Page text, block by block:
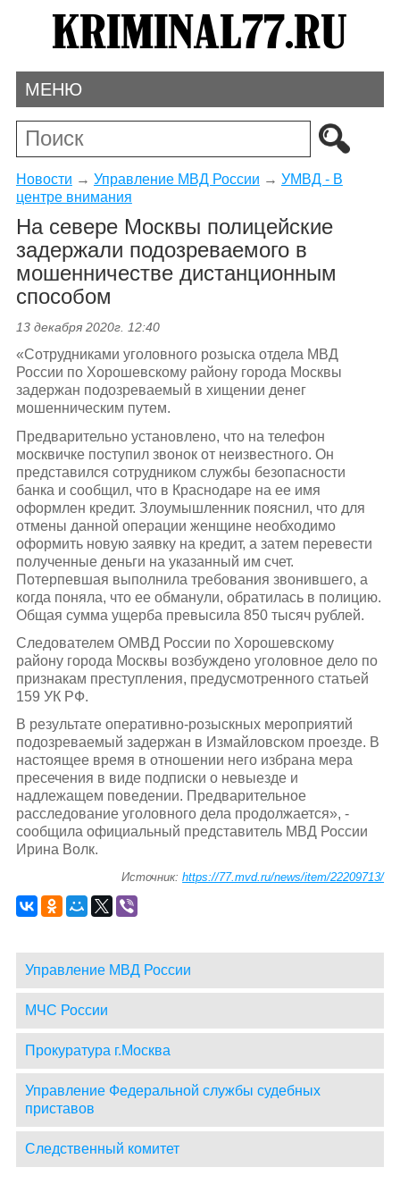
МЕНЮ
Новости → Управление МВД России → УМВД - В
центре внимания
На севере Москвы полицейские
задержали подозреваемого в
мошенничестве дистанционным
способом
13 декабря 2020г. 12:40
«Сотрудниками уголовного розыска отдела МВД
России по Хорошевскому району города Москвы
задержан подозреваемый в хищении денег
мошенническим путем.
Предварительно установлено, что на телефон
москвичке поступил звонок от неизвестного. Он
представился сотрудником службы безопасности
банка и сообщил, что в Краснодаре на ее имя
оформлен кредит. Злоумышленник пояснил, что для
отмены данной операции женщине необходимо
оформить новую заявку на кредит, а затем перевести
полученные деньги на указанный им счет.
Потерпевшая выполнила требования звонившего, а
когда поняла, что ее обманули, обратилась в полицию.
Общая сумма ущерба превысила 850 тысяч рублей.
Следователем ОМВД России по Хорошевскому
району города Москвы возбуждено уголовное дело по
признакам преступления, предусмотренного статьей
159 УК РФ.
В результате оперативно-розыскных мероприятий
подозреваемый задержан в Измайловском проезде. В
настоящее время в отношении него избрана мера
пресечения в виде подписки о невыезде и
надлежащем поведении. Предварительное
расследование уголовного дела продолжается», -
сообщила официальный представитель МВД России
Ирина Волк.
Источник:https://77.mvd.ru/news/item/22209713/
Управление МВД России
МЧС России
Прокуратура г.Москва
Управление Федеральной службы судебных
приставов
Следственный комитет